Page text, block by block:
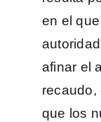
en el
afinar el
recaudo,
que los